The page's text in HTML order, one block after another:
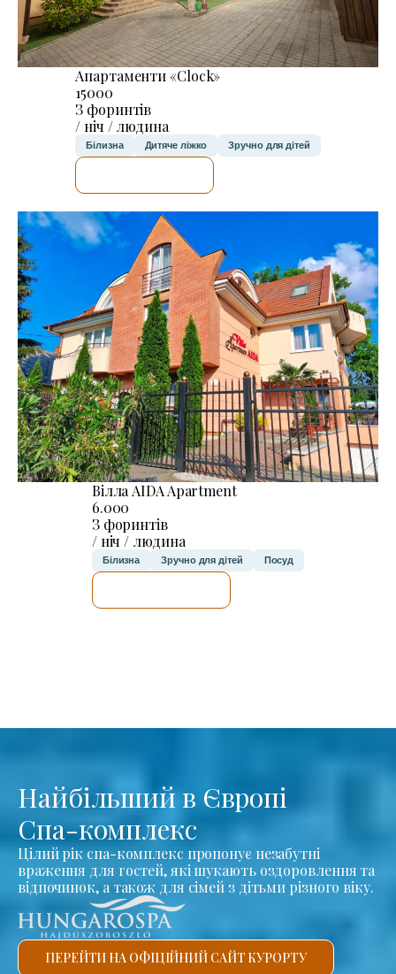
Апартаменти «Clock»
15000
З форинтів
/ ніч / людина
Білизна Дитяче ліжко Зручно для дітей
Вілла AIDA Apartment
6.000
З форинтів
/ ніч / людина
Білизна Зручно для дітей Посуд
Найбільший в Європі
Спа-комплекс
Цілий рік спа-комплекс пропонує незабутні
враження для гостей, які шукають оздоровлення та
відпочинок, а також для сімей з дітьми різного віку.
ПЕРЕЙТИ НА ОФІЦІЙНИЙ САЙТ КУРОРТУ